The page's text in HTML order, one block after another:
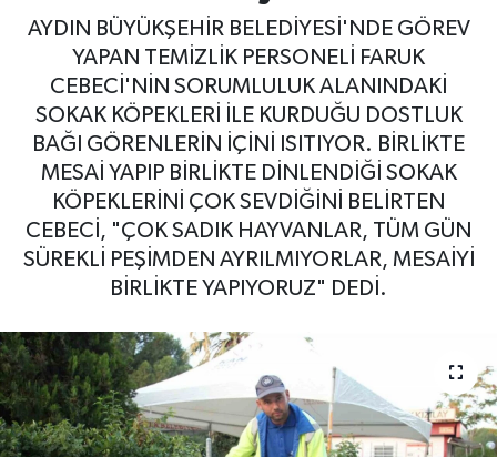
AYDIN BÜYÜKŞEHİR BELEDİYESİ'NDE GÖREV
YAPAN TEMİZLİK PERSONELİ FARUK
CEBECİ'NİN SORUMLULUK ALANINDAKİ
SOKAK KÖPEKLERİ İLE KURDUĞU DOSTLUK
BAĞI GÖRENLERİN İÇİNİ ISITIYOR. BİRLİKTE
MESAİ YAPIP BİRLİKTE DİNLENDİĞİ SOKAK
KÖPEKLERİNİ ÇOK SEVDİĞİNİ BELİRTEN
CEBECİ, "ÇOK SADIK HAYVANLAR, TÜM GÜN
SÜREKLİ PEŞİMDEN AYRILMIYORLAR, MESAİYİ
BİRLİKTE YAPIYORUZ" DEDİ.